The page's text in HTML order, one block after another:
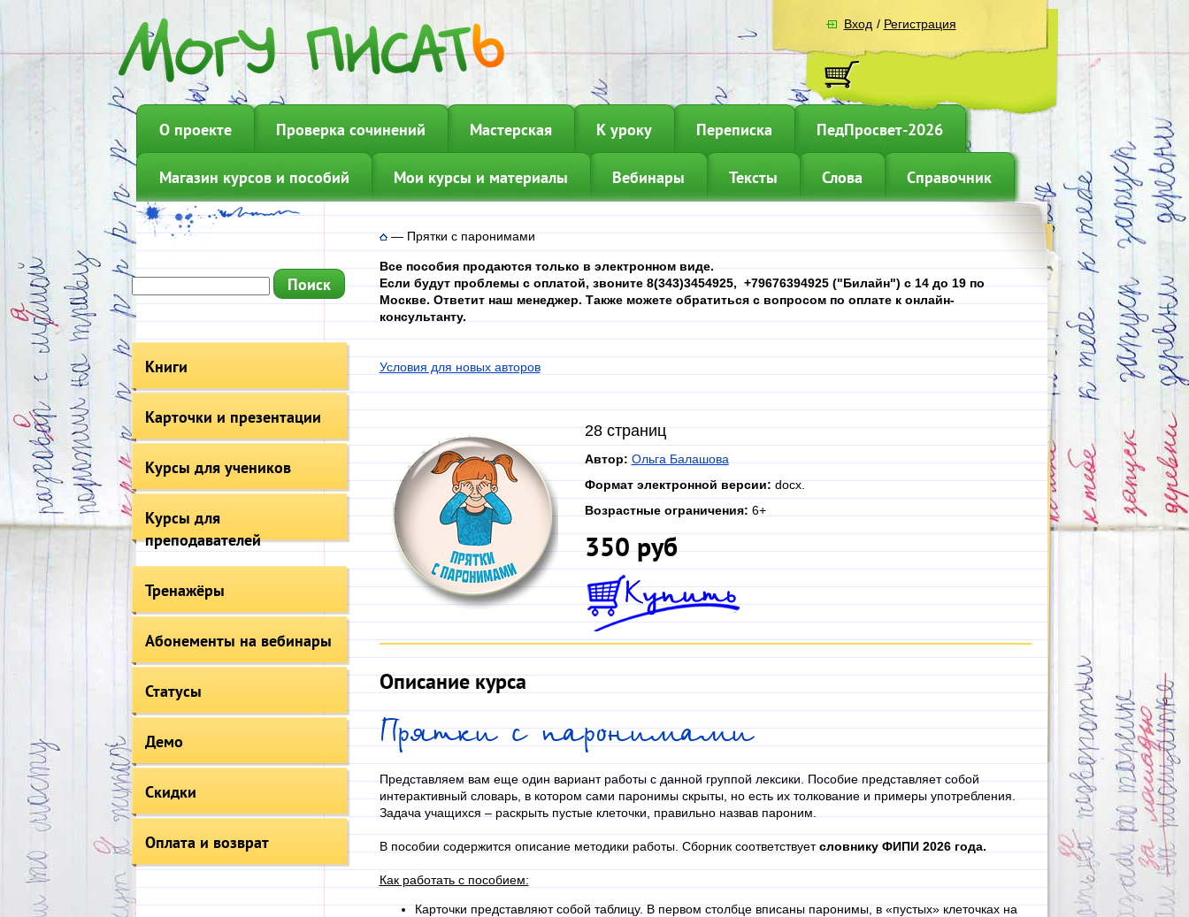
Вход / Регистрация
О проекте Проверка сочинений Мастерская К уроку Переписка ПедПросвет-2026
Магазин курсов и пособий Мои курсы и материалы Вебинары Тексты Слова Справочник
Книги
Карточки и презентации
Курсы для учеников
Курсы для
преподавателей
Тренажёры
Абонементы на вебинары
Статусы
Демо
Скидки
Оплата и возврат
—Прятки с паронимами
Все пособия продаются только в электронном виде.
Если будут проблемы с оплатой, звоните 8(343)3454925, +79676394925 ("Билайн") с 14 до 19 по
Москве. Ответит наш менеджер. Также можете обратиться с вопросом по оплате к онлайн-
консультанту.
Условия для новых авторов
28 страниц
Автор: Ольга Балашова
Формат электронной версии: docx.
Возрастные ограничения: 6+
350 руб
Описание курса
Прятки с паронимами
Представляем вам еще один вариант работы с данной группой лексики. Пособие представляет собой
интерактивный словарь, в котором сами паронимы скрыты, но есть их толкование и примеры употребления.
Задача учащихся – раскрыть пустые клеточки, правильно назвав пароним.
В пособии содержится описание методики работы. Сборник соответствуетсловнику ФИПИ 2026 года.
Как работать с пособием:
Карточки представляют собой таблицу. В первом столбце вписаны паронимы, в «пустых» клеточках на